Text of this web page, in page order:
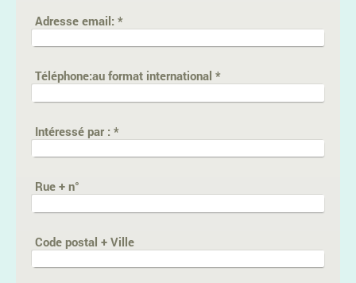
Adresse email:*
Téléphone:au format international *
Intéressé par :*
Rue + n°
Code postal + Ville